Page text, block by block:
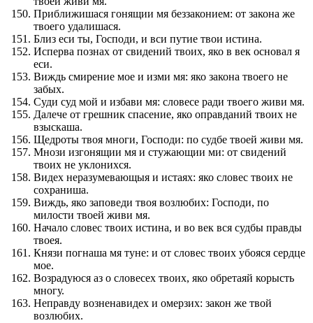
Приближишася гонящии мя беззаконием: от закона же
твоего удалишася.
Близ еси ты, Господи, и вси путие твои истина.
Исперва познах от свидений твоих, яко в век основал я
еси.
Виждь смирение мое и изми мя: яко закона твоего не
забых.
Суди суд мой и избави мя: словесе ради твоего живи мя.
Далече от грешник спасение, яко оправданий твоих не
взыскаша.
Щедроты твоя многи, Господи: по судбе твоей живи мя.
Мнози изгонящии мя и стужающии ми: от свидений
твоих не уклонихся.
Видех неразумевающыя и истаях: яко словес твоих не
сохраниша.
Виждь, яко заповеди твоя возлюбих: Господи, по
милости твоей живи мя.
Начало словес твоих истина, и во век вся судбы правды
твоея.
Князи погнаша мя туне: и от словес твоих убояся сердце
мое.
Возрадуюся аз о словесех твоих, яко обретаяй корысть
многу.
Неправду возненавидех и омерзих: закон же твой
возлюбих.